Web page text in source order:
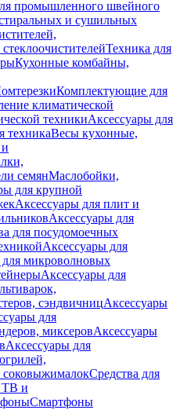
промышленного швейного
и сушильных
Техника для
Кухонные комбайны,
Комплектующие для
климатической
техникиАксессуары для
техникаВесы кухонные,
семянМаслобойки,
для крупной
Аксессуары для плит и
Аксессуары для
для посудомоечных
Аксессуары для
для микроволновых
Аксессуары для
сэндвичницАксессуары
для
миксеровАксессуары
Аксессуары для
соковыжималокСредства для
ТВ и
Смартфоны